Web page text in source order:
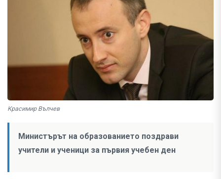
Красимир Вълчев
Министърът на образованието поздрави
учители и ученици за първия учебен ден